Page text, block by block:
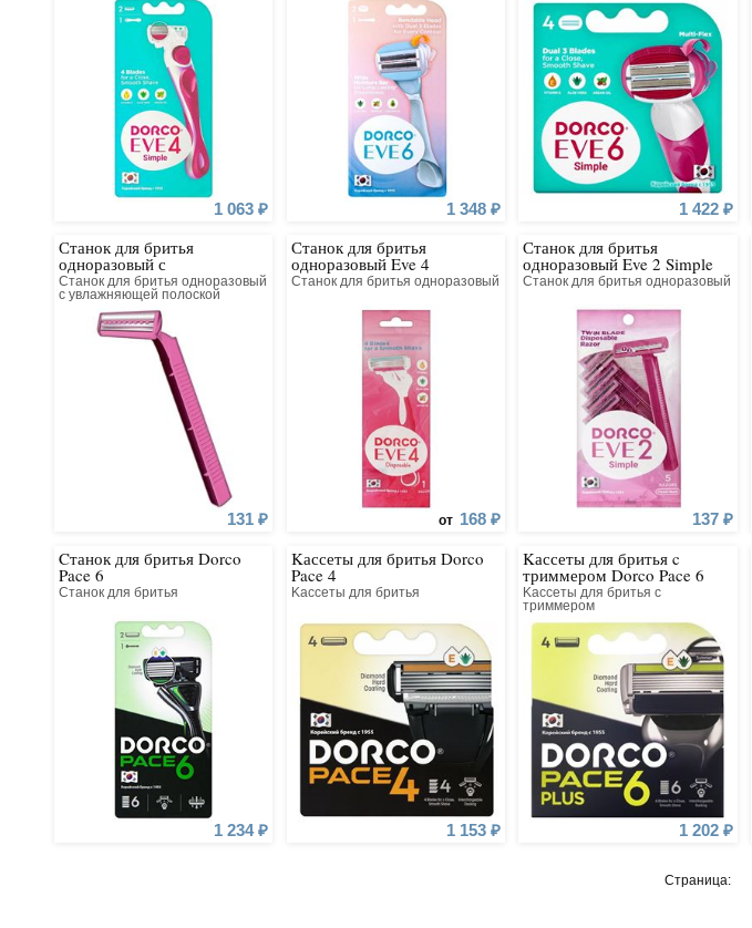
и производится на заводе бренда, что гарантирует строгий контроль качества.
1 063 ₽ 1 348 ₽ 1 422 ₽
Станок для бритья
одноразовый с
увлажняющей полоской Eve
2 Simple
Станок для бритья одноразовый
с увлажняющей полоской
131 ₽
Станок для бритья
одноразовый Eve 4
Станок для бритья одноразовый
от 168 ₽
Станок для бритья
одноразовый Eve 2 Simple
Станок для бритья одноразовый
137 ₽
Cтанок для бритья Dorco
Pace 6
Cтанок для бритья
1 234 ₽
Kассеты для бритья Dorco
Pace 4
Kассеты для бритья
1 153 ₽
Kассеты для бритья c
триммером Dorco Pace 6
Kассеты для бритья c
триммером
1 202 ₽
Страница: